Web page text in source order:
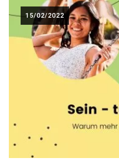
15/02/2022